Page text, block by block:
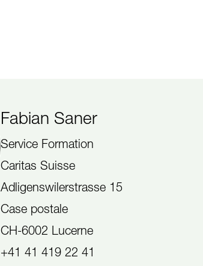
Fabian Saner
Service Formation
Caritas Suisse
Adligenswilerstrasse 15
Case postale
CH-6002 Lucerne
+41 41 419 22 41